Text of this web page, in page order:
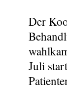
Der
Juli